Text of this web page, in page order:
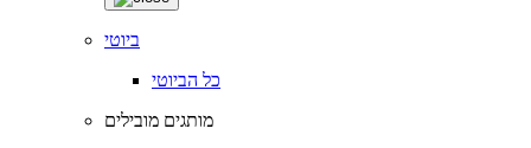
ביוטי
כל הביוטי
מותגים מובילים